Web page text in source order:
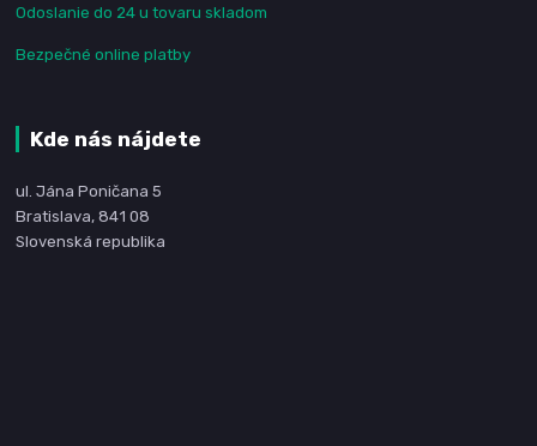
Odoslanie do 24 u tovaru skladom
Bezpečné online platby
Kde nás nájdete
ul. Jána Poničana 5
Bratislava, 841 08
Slovenská republika